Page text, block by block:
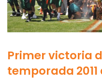
Primer victoria
temporada 2011